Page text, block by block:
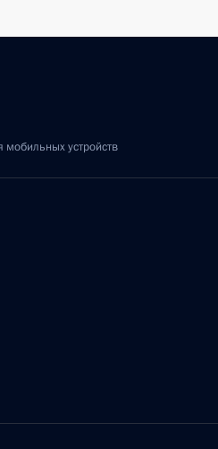
мобильных устройств